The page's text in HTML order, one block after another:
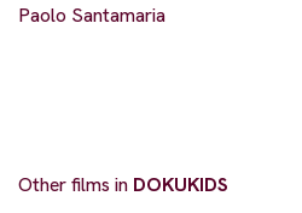
Paolo Santamaria
Other films in DOKUKIDS